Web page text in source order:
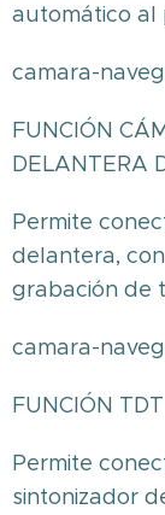
automático al
camara-
FUNCIÓN
DELANTERA
Permite
delantera,
grabación de
camara-
FUNCIÓN TDT
Permite
sintonizador